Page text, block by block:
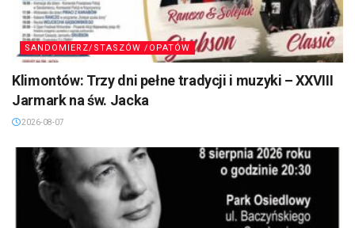
SANDOMIERZ/STASZÓW /OPATÓW
Klimontów: Trzy dni pełne tradycji i muzyki – XXVIII
Jarmark na św. Jacka
2026-08-07